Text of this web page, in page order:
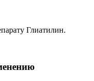
Глиатилин.